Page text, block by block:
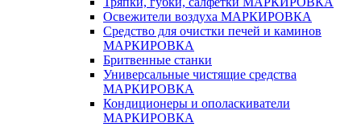
Освежители воздуха МАРКИРОВКА
Средство для очистки печей и каминов
МАРКИРОВКА
Бритвенные станки
Универсальные чистящие средства
МАРКИРОВКА
Кондиционеры и ополаскиватели
МАРКИРОВКА